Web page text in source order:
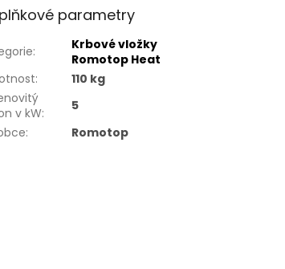
parametry
:
Krbové vložky
Romotop Heat
:
110 kg
v kW:
5
: Romotop